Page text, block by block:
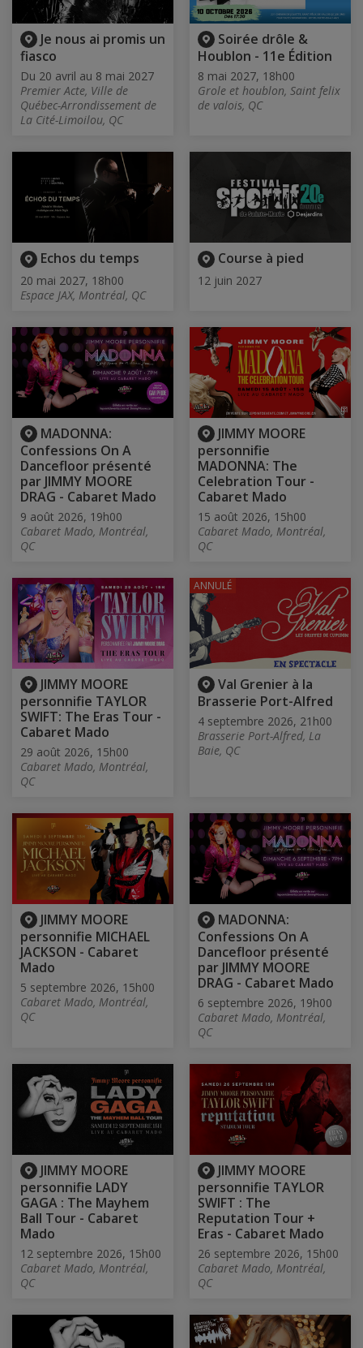
Je nous ai promis un
fiasco
Du 20 avril au 8 mai 2027
Premier Acte, Ville de
Québec-Arrondissement de
La Cité-Limoilou, QC
Soirée drôle &
Houblon - 11e Édition
8 mai 2027, 18h00
Grole et houblon, Saint felix
de valois, QC
Echos du temps
20 mai 2027, 18h00
Espace JAX, Montréal, QC
Course à pied
12 juin 2027
MADONNA:
Confessions On A
Dancefloor présenté
par JIMMY MOORE
DRAG - Cabaret Mado
9 août 2026, 19h00
Cabaret Mado, Montréal,
QC
JIMMY MOORE
personnifie
MADONNA: The
Celebration Tour -
Cabaret Mado
15 août 2026, 15h00
Cabaret Mado, Montréal,
QC
JIMMY MOORE
personnifie TAYLOR
SWIFT: The Eras Tour -
Cabaret Mado
29 août 2026, 15h00
Cabaret Mado, Montréal,
QC
Val Grenier à la
Brasserie Port-Alfred
4 septembre 2026, 21h00
Brasserie Port-Alfred, La
Baie, QC
ANNULÉ
JIMMY MOORE
personnifie MICHAEL
JACKSON - Cabaret
Mado
5 septembre 2026, 15h00
Cabaret Mado, Montréal,
QC
MADONNA:
Confessions On A
Dancefloor présenté
par JIMMY MOORE
DRAG - Cabaret Mado
6 septembre 2026, 19h00
Cabaret Mado, Montréal,
QC
JIMMY MOORE
personnifie LADY
GAGA : The Mayhem
Ball Tour - Cabaret
Mado
12 septembre 2026, 15h00
Cabaret Mado, Montréal,
QC
JIMMY MOORE
personnifie TAYLOR
SWIFT : The
Reputation Tour +
Eras - Cabaret Mado
26 septembre 2026, 15h00
Cabaret Mado, Montréal,
QC